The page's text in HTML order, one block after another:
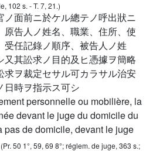
102 s. - T. 7, 21.)
ノ面前ニ於ケル總テノ呼出狀ニ
原告人ノ姓名、職業、住所、使
受任記錄ノ順序、被告人ノ姓
又其訟求ノ目的及ヒ憑據ヲ簡略
求ヲ裁定セサル可カラサル治安
日時ヲ指示ス可シ
personnelle ou mobilière, la
devant le juge du domicile du
pas de domicile, devant le juge
(Pr. 50 1°, 59, 69 8°; réglem. de juge, 363 s.;